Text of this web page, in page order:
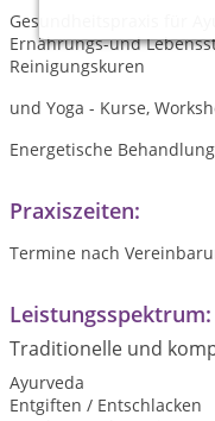
Gesundheitspraxis für
Ernährungs-und
Reinigungskuren
und Yoga - Kurse,
Energetische
Praxiszeiten:
Termine nach
Leistungsspektrum:
Traditionelle und
Ayurveda
Entgiften / Entschlacken